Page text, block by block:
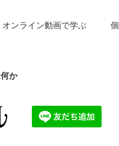
オンライン動画で学ぶ
か